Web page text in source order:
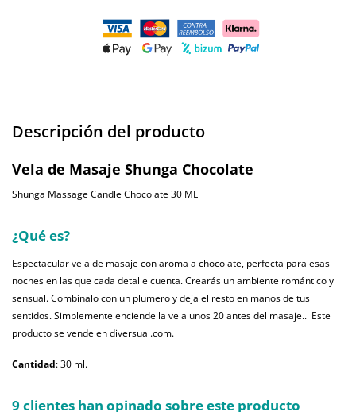
Descripción del producto
Vela de Masaje Shunga Chocolate
Shunga Massage Candle Chocolate 30 ML
¿Qué es?
Espectacular vela de masaje con aroma a chocolate, perfecta para esas
noches en las que cada detalle cuenta. Crearás un ambiente romántico y
sensual. Combínalo con un plumero y deja el resto en manos de tus
sentidos. Simplemente enciende la vela unos 20 antes del masaje.. Este
producto se vende en diversual.com.
Cantidad: 30 ml.
9 clientes han opinado sobre este producto